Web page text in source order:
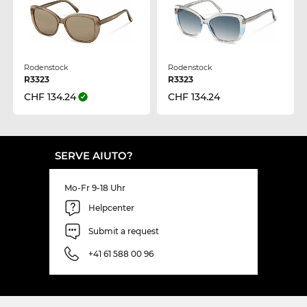
Rodenstock
R3323
CHF 134.24
Rodenstock
R3323
CHF 134.24
SERVE AIUTO?
Mo-Fr 9-18 Uhr
Helpcenter
Submit a request
+41 61 588 00 96